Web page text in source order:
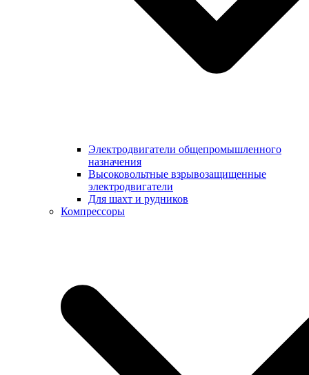
Электродвигатели общепромышленного
назначения
Высоковольтные взрывозащищенные
электродвигатели
Для шахт и рудников
Компрессоры